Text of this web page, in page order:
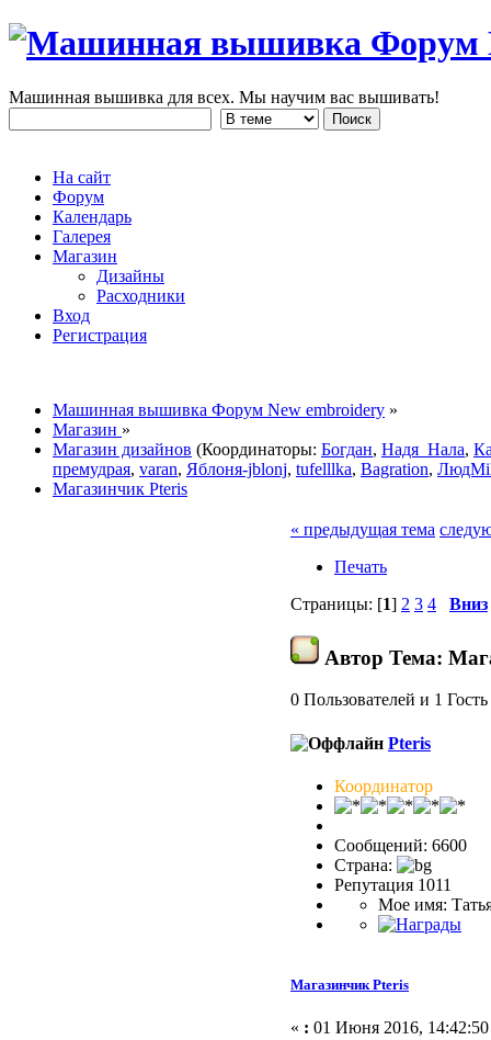
Машинная вышивка для всех. Мы научим вас вышивать!
На сайт
Форум
Календарь
Галерея
Магазин
Дизайны
Расходники
Вход
Регистрация
Машинная вышивка Форум New embroidery »
Магазин »
Магазин дизайнов (Координаторы: Богдан, Надя_Нала,
премудрая, varan, Яблоня-jblonj, tufelllka, Bagration,
Магазинчик Pteris
« предыдущая тема
Печать
Страницы: [1] 2 3 4 Вниз
Автор Тема:
0 Пользователей и 1
Pteris
Координатор
Сообщений: 6600
Страна:
Репутация 1011
Мое имя:
Магазинчик Pteris
« : 01 Июня 2016,